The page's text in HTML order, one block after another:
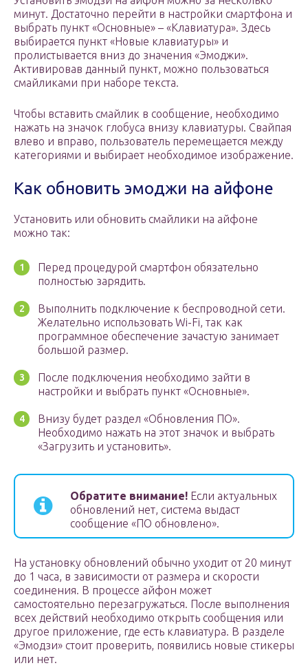
минут. Достаточно перейти в настройки смартфона и
выбрать пункт «Основные» – «Клавиатура». Здесь
выбирается пункт «Новые клавиатуры» и
пролистывается вниз до значения «Эмоджи».
Активировав данный пункт, можно пользоваться
смайликами при наборе текста.
Чтобы вставить смайлик в сообщение, необходимо
нажать на значок глобуса внизу клавиатуры. Свайпая
влево и вправо, пользователь перемещается между
категориями и выбирает необходимое изображение.
Как обновить эмоджи на айфоне
Установить или обновить смайлики на айфоне
можно так:
Перед процедурой смартфон обязательно
полностью зарядить.
Выполнить подключение к беспроводной сети.
Желательно использовать Wi-Fi, так как
программное обеспечение зачастую занимает
большой размер.
После подключения необходимо зайти в
настройки и выбрать пункт «Основные».
Внизу будет раздел «Обновления ПО».
Необходимо нажать на этот значок и выбрать
«Загрузить и установить».
Обратите внимание! Если актуальных
обновлений нет, система выдаст
сообщение «ПО обновлено».
На установку обновлений обычно уходит от 20 минут
до 1 часа, в зависимости от размера и скорости
соединения. В процессе айфон может
самостоятельно перезагружаться. После выполнения
всех действий необходимо открыть сообщения или
другое приложение, где есть клавиатура. В разделе
«Эмодзи» стоит проверить, появились новые стикеры
или нет.